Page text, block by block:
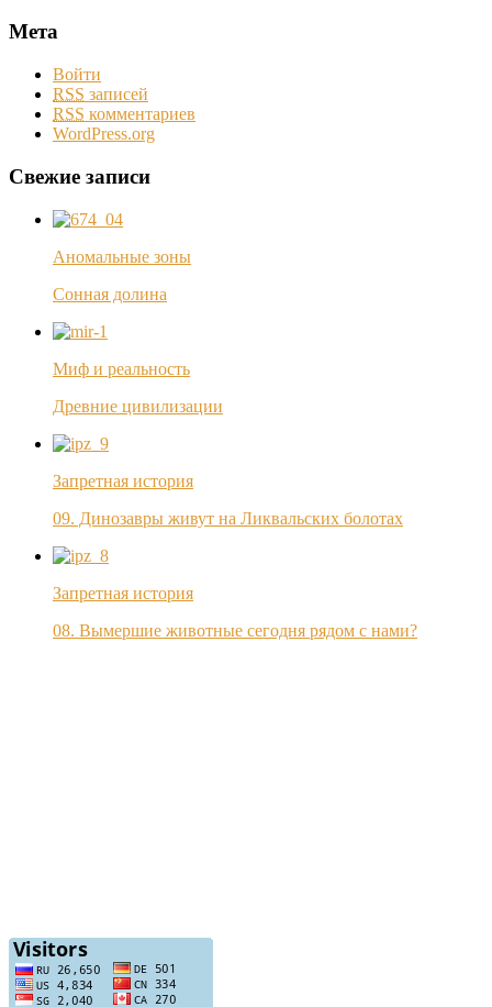
Мета
Войти
RSS записей
RSS комментариев
WordPress.org
Свежие записи
Аномальные зоны
Сонная долина
Миф и реальность
Древние цивилизации
Запретная история
09. Динозавры живут на Ликвальских болотах
Запретная история
08. Вымершие животные сегодня рядом с нами?